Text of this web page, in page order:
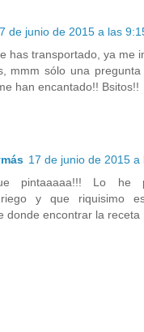
de junio de 2015 a las
has transportado, ya me
mmm sólo una
han encantado!! Bsitos!!
17 de junio de 2015 a
pintaaaaa!!! Lo he
y que riquisimo
donde encontrar la receta